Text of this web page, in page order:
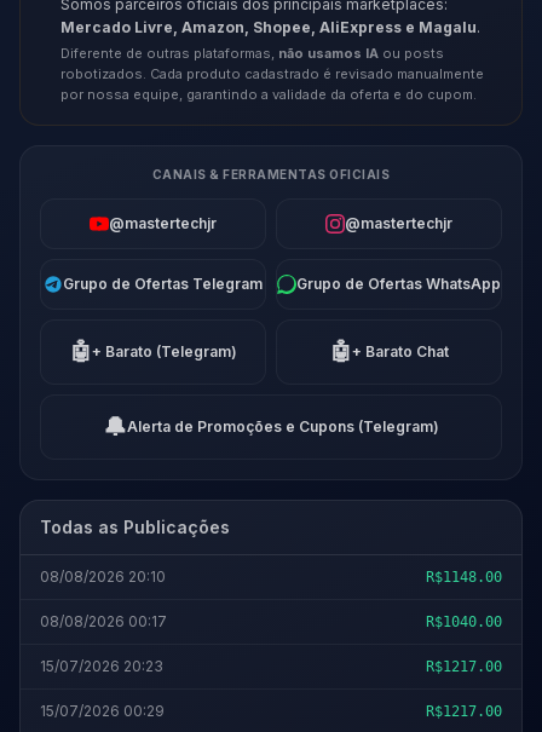
Somos parceiros oficiais dos principais marketplaces:
Mercado Livre, Amazon, Shopee, AliExpress e Magalu.
Diferente de outras plataformas, não usamos IA ou posts
robotizados. Cada produto cadastrado é revisado manualmente
por nossa equipe, garantindo a validade da oferta e do cupom.
CANAIS & FERRAMENTAS OFICIAIS
@mastertechjr @mastertechjr
Grupo de Ofertas Telegram Grupo de Ofertas WhatsApp
🤖+ Barato (Telegram) 🤖+ Barato Chat
🔔Alerta de Promoções e Cupons (Telegram)
Todas as Publicações
08/08/2026 20:10 R$1148.00
08/08/2026 00:17 R$1040.00
15/07/2026 20:23 R$1217.00
15/07/2026 00:29 R$1217.00